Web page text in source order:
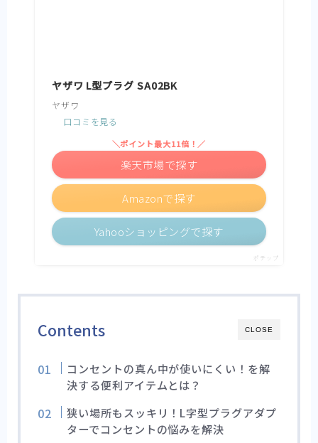
ヤザワ L型プラグ SA02BK
ヤザワ
口コミを見る
Amazonで探す
＼ポイント最大11倍！／
楽天市場で探す
Yahooショッピングで探す
ポチップ
CLOSE
Contents
コンセントの真ん中が使いにくい！を解
決する便利アイテムとは？
狭い場所もスッキリ！L字型プラグアダプ
ターでコンセントの悩みを解決